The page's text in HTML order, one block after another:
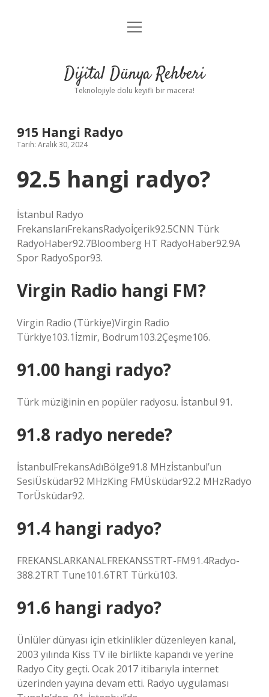
Anasayfa
Yasal Uyarı
menüyü
Dijital Dünya Rehberi
Teknolojiyle dolu keyifli bir macera!
915 Hangi Radyo
Tarih: Aralık 30, 2024
92.5 hangi radyo?
İstanbul Radyo
FrekanslarıFrekansRadyoİçerik92.5CNN Türk
RadyoHaber92.7Bloomberg HT RadyoHaber92.9A
Spor RadyoSpor93.
Virgin Radio hangi FM?
Virgin Radio (Türkiye)Virgin Radio
Türkiye103.1İzmir, Bodrum103.2Çeşme106.
91.00 hangi radyo?
Türk müziğinin en popüler radyosu. İstanbul 91.
91.8 radyo nerede?
İstanbulFrekansAdıBölge91.8 MHzİstanbul’un
SesiÜsküdar92 MHzKing FMÜsküdar92.2 MHzRadyo
TorÜsküdar92.
91.4 hangi radyo?
FREKANSLARKANALFREKANSSTRT-FM91.4Radyo-
388.2TRT Tune101.6TRT Türkü103.
91.6 hangi radyo?
Ünlüler dünyası için etkinlikler düzenleyen kanal,
2003 yılında Kiss TV ile birlikte kapandı ve yerine
Radyo City geçti. Ocak 2017 itibarıyla internet
üzerinden yayına devam etti. Radyo uygulaması